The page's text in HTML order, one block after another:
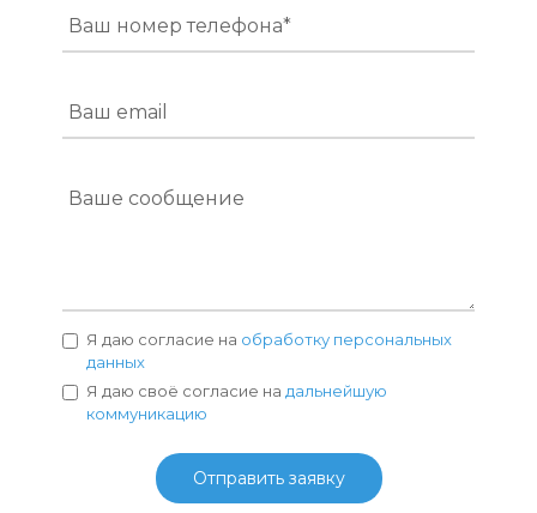
Ваш номер телефона*
Ваш email
Ваше сообщение
Я даю согласие на обработку персональных
данных
Я даю своё согласие надальнейшую
коммуникацию
Отправить заявку